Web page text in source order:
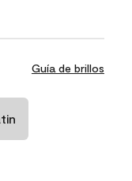
Guía de brillos